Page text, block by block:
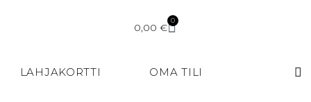
0,00€
0
LAHJAKORTTI OMA TILI